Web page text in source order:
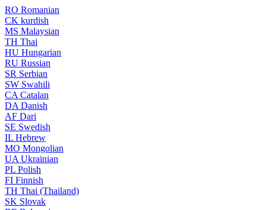
RO Romanian
CK kurdish
MS Malaysian
TH Thai
HU Hungarian
RU Russian
SR Serbian
SW Swahili
CA Catalan
DA Danish
AF Dari
SE Swedish
IL Hebrew
MO Mongolian
UA Ukrainian
PL Polish
FI Finnish
TH Thai (Thailand)
SK Slovak